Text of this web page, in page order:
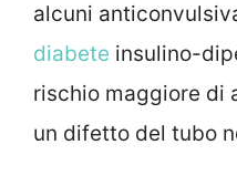
alcuni
diabete insulino-
rischio maggiore di
un difetto del tubo